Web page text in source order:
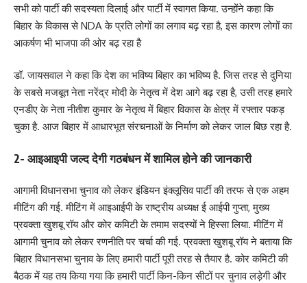
सभी को पार्टी की सदस्यता दिलाई और पार्टी में स्वागत किया. उन्होंने कहा कि
बिहार के विकास से NDA के प्रति लोगों का लगाव बढ़ रहा है, इस कारण लोगों का
आकर्षण भी भाजपा की ओर बढ़ रहा है
डॉ. जायसवाल ने कहा कि देश का भविष्य बिहार का भविष्य है. जिस तरह से दुनिया
के सबसे मजबूत नेता नरेंद्र मोदी के नेतृत्व में देश आगे बढ़ रहा है, उसी तरह हमारे
एनडीए के नेता नीतीश कुमार के नेतृत्व में बिहार विकास के क्षेत्र में रफ्तार पकड़
चुका है. आज बिहार में आधारभूत संरचनाओं के निर्माण को लेकर जाल बिछ रहा है.
2- आइआइपी जल्द देगी गठबंधन में शामिल होने की जानकारी
आगामी विधानसभा चुनाव को लेकर इंडियन इंक्लूसिव पार्टी की तरफ से एक अहम
मीटिंग की गई. मीटिंग में आइआईपी के राष्ट्रीय अध्यक्ष ई आईपी गुप्ता, मुख्य
प्रवक्ता खुशबू रॉय और कोर कमिटी के तमाम सदस्यों ने हिस्सा लिया. मीटिंग में
आगामी चुनाव को लेकर रणनीति पर चर्चा की गई. प्रवक्ता खुशबू रॉय ने बताया कि
बिहार विधानसभा चुनाव के लिए हमारी पार्टी पूरी तरह से तैयार है. कोर कमिटी की
बैठक में यह तय किया गया कि हमारी पार्टी किन-किन सीटों पर चुनाव लड़ेगी और